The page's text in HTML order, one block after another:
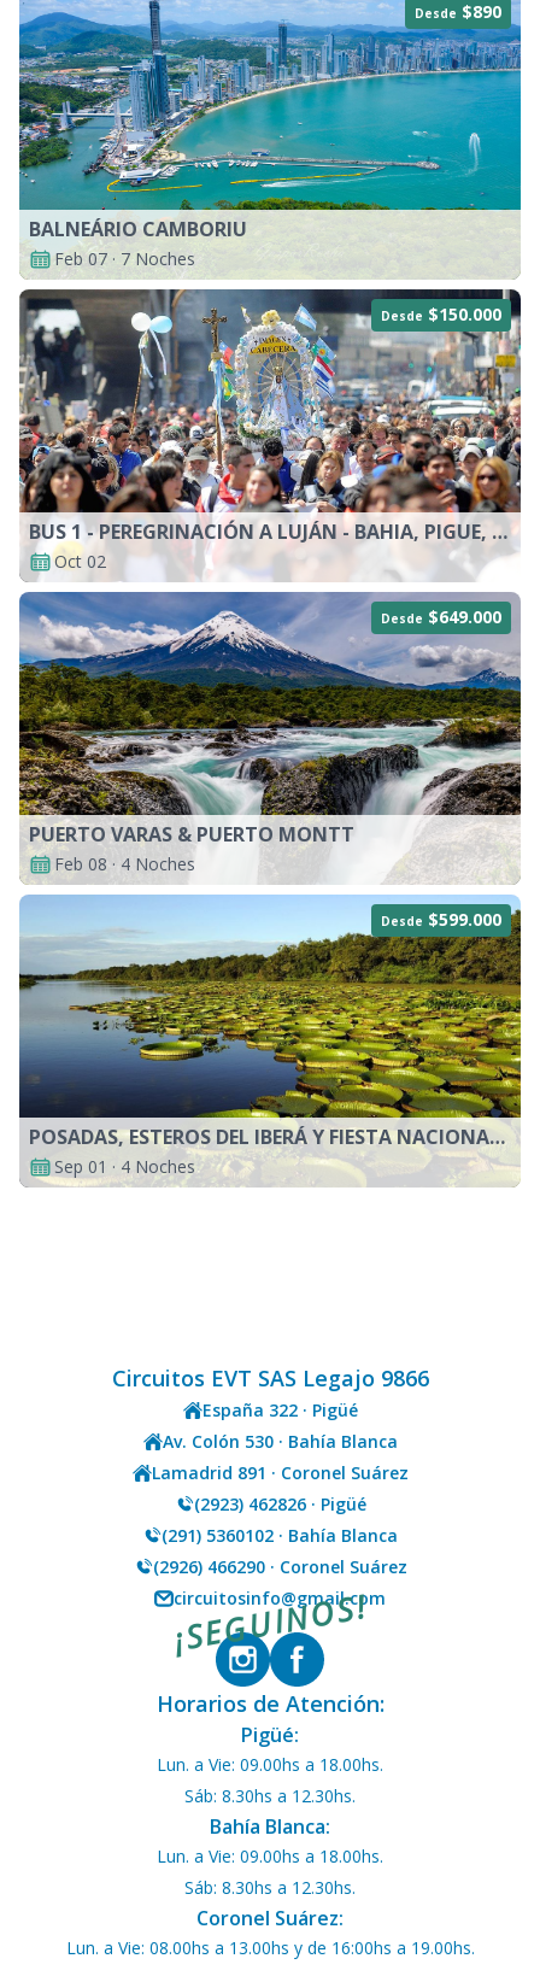
Desde $890
BALNEÁRIO CAMBORIU
Feb 07 · 7 Noches
Desde $150.000
BUS 1 - PEREGRINACIÓN A LUJÁN - BAHIA, PIGUE, GUAMINI
Oct 02
Desde $649.000
PUERTO VARAS & PUERTO MONTT
Feb 08 · 4 Noches
Desde $599.000
POSADAS, ESTEROS DEL IBERÁ Y FIESTA NACIONAL DEL INMIGRANTE
Sep 01 · 4 Noches
Horarios de Atención:
Pigüé:
Lun. a Vie: 09.00hs a 18.00hs.
Sáb: 8.30hs a 12.30hs.
Bahía Blanca:
Lun. a Vie: 09.00hs a 18.00hs.
Sáb: 8.30hs a 12.30hs.
Coronel Suárez:
Lun. a Vie: 08.00hs a 13.00hs y de 16:00hs a 19.00hs.
¡SEGUINOS!
Circuitos EVT SAS Legajo 9866
España 322 · Pigüé
Av. Colón 530 · Bahía Blanca
Lamadrid 891 · Coronel Suárez
(2923) 462826 · Pigüé
(291) 5360102 · Bahía Blanca
(2926) 466290 · Coronel Suárez
circuitosinfo@gmail.com